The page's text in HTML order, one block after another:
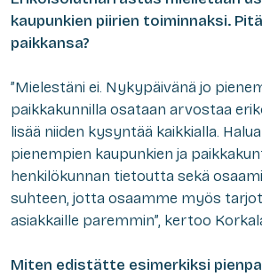
kaupunkien piirien toiminnaksi.
paikkansa?
”Mielestäni ei. Nykypäivänä jo
paikkakunnilla osataan arvostaa
lisää niiden kysyntää kaikkialla.
pienempien kaupunkien ja
henkilökunnan tietoutta sekä
suhteen, jotta osaamme myös
asiakkaille paremmin”, kertoo
Miten edistätte esimerkiksi